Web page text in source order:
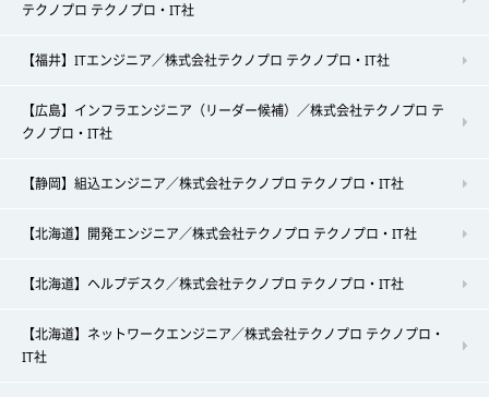
テクノプロ テクノプロ・IT社
【福井】ITエンジニア／株式会社テクノプロ テクノプロ・IT社
【広島】インフラエンジニア（リーダー候補）／株式会社テクノプロ テ
クノプロ・IT社
【静岡】組込エンジニア／株式会社テクノプロ テクノプロ・IT社
【北海道】開発エンジニア／株式会社テクノプロ テクノプロ・IT社
【北海道】ヘルプデスク／株式会社テクノプロ テクノプロ・IT社
【北海道】ネットワークエンジニア／株式会社テクノプロ テクノプロ・
IT社